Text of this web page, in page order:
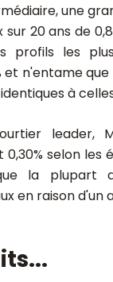
une
20 ans de
profils les
et n'entame
à
leader,
selon les
la plupart
en raison